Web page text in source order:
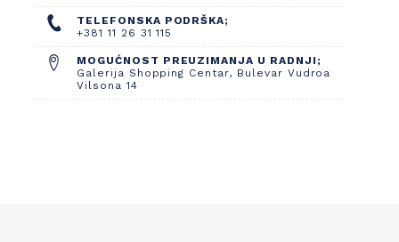
TELEFONSKA PODRŠKA;
+381 11 26 31 115
MOGUĆNOST PREUZIMANJA U RADNJI;
Galerija Shopping Centar, Bulevar Vudroa
Vilsona 14